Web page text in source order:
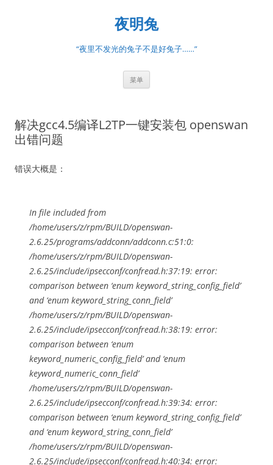
夜明兔
“夜里不发光的兔子不是好兔子……”
菜单
解决gcc4.5编译L2TP一键安装包 openswan
出错问题
错误大概是：
In file included from
/home/users/z/rpm/BUILD/openswan-
2.6.25/programs/addconn/addconn.c:51:0:
/home/users/z/rpm/BUILD/openswan-
2.6.25/include/ipsecconf/confread.h:37:19: error:
comparison between ‘enum keyword_string_config_field’
and ‘enum keyword_string_conn_field’
/home/users/z/rpm/BUILD/openswan-
2.6.25/include/ipsecconf/confread.h:38:19: error:
comparison between ‘enum
keyword_numeric_config_field’ and ‘enum
keyword_numeric_conn_field’
/home/users/z/rpm/BUILD/openswan-
2.6.25/include/ipsecconf/confread.h:39:34: error:
comparison between ‘enum keyword_string_config_field’
and ‘enum keyword_string_conn_field’
/home/users/z/rpm/BUILD/openswan-
2.6.25/include/ipsecconf/confread.h:40:34: error: